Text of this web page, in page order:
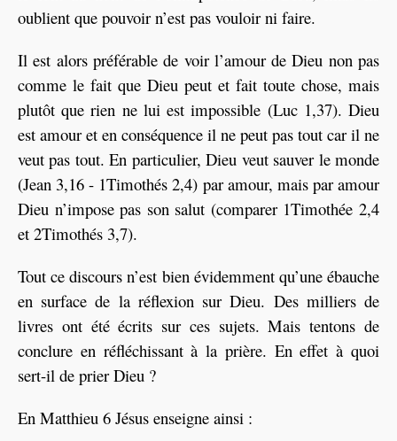
oublient que pouvoir n’est pas vouloir ni faire.
Il est alors préférable de voir l’amour de Dieu non pas
comme le fait que Dieu peut et fait toute chose, mais
plutôt que rien ne lui est impossible (Luc 1,37). Dieu
est amour et en conséquence il ne peut pas tout car il ne
veut pas tout. En particulier, Dieu veut sauver le monde
(Jean 3,16 - 1Timothés 2,4) par amour, mais par amour
Dieu n’impose pas son salut (comparer 1Timothée 2,4
et 2Timothés 3,7).
Tout ce discours n’est bien évidemment qu’une ébauche
en surface de la réflexion sur Dieu. Des milliers de
livres ont été écrits sur ces sujets. Mais tentons de
conclure en réfléchissant à la prière. En effet à quoi
sert-il de prier Dieu ?
En Matthieu 6 Jésus enseigne ainsi :